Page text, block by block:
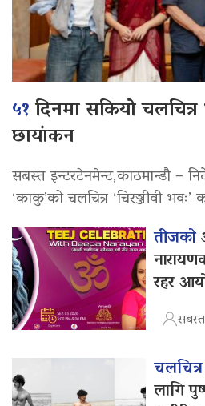
५१दिनमा सकियो चलचित्र
छायांकन
सबस्त इन्टरटेनमेन्ट,काठमान्डौ –
‘काकु’को चलचित्र ‘चिरञ्जीवी
तीजको
रहर
चलचित्र
लागि